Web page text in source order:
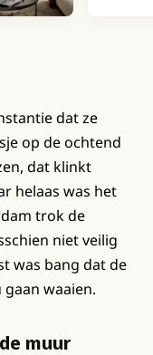
dat ze
op de ochtend
dat klinkt
helaas was het
trok de
niet veilig
was bang dat de
waaien.
muur